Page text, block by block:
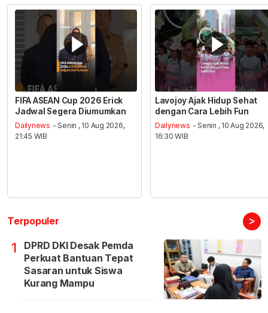
FIFA ASEAN Cup 2026 Erick
Jadwal Segera Diumumkan
Dailynews - Senin , 10 Aug 2026,
21:45 WIB
Lavojoy Ajak Hidup Sehat
dengan Cara Lebih Fun
Dailynews - Senin , 10 Aug 2026,
16:30 WIB
Terpopuler >
1
DPRD DKI Desak Pemda
Perkuat Bantuan Tepat
Sasaran untuk Siswa
Kurang Mampu